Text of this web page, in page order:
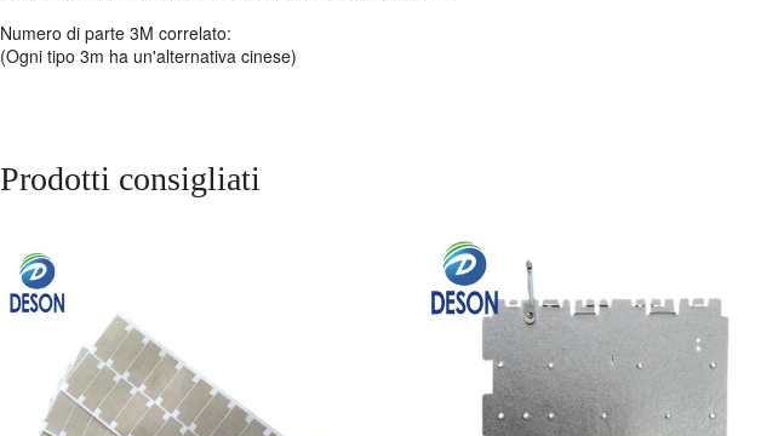
Numero di parte 3M correlato:
(Ogni tipo 3m ha un'alternativa cinese)
Prodotti consigliati